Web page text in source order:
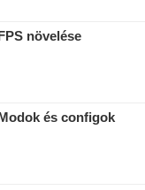
növelése
és configok